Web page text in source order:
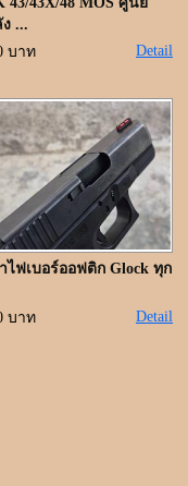
...
บาท
Detail
ฟเบอร์ออฟติก Glock ทุก
บาท
Detail